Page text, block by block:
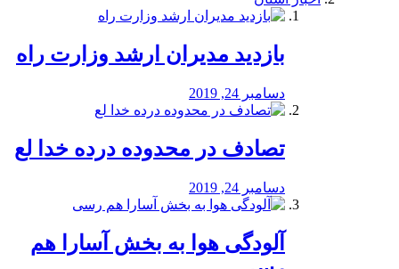
بازدید مدیران ارشد وزارت راه
دسامبر 24, 2019
تصادف در محدوده درده خدا لع
دسامبر 24, 2019
آلودگی هوا به بخش آسارا هم